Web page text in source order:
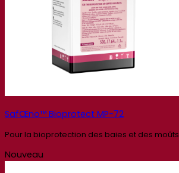
SafŒno™ Bioprotect MP-72
Pour la bioprotection des baies et des moûts
Nouveau